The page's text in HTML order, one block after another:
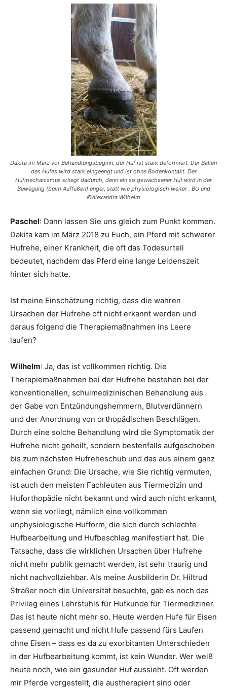
Dakita im März vor Behandlungsbeginn. der Huf ist stark deformiert. Der Ballen
des Hufes wird stark eingeengt und ist ohne Bodenkontakt. Der
Hufmechanismus erliegt dadurch, denn ein so gewachsener Huf wird in der
Bewegung (beim Auffußen) enger, statt wie physiologisch weiter . BU und
©Alexandra Wilhelm
Paschel: Dann lassen Sie uns gleich zum Punkt kommen.
Dakita kam im März 2018 zu Euch, ein Pferd mit schwerer
Hufrehe, einer Krankheit, die oft das Todesurteil
bedeutet, nachdem das Pferd eine lange Leidenszeit
hinter sich hatte.
Ist meine Einschätzung richtig, dass die wahren
Ursachen der Hufrehe oft nicht erkannt werden und
daraus folgend die Therapiemaßnahmen ins Leere
laufen?
Wilhelm: Ja, das ist vollkommen richtig. Die
Therapiemaßnahmen bei der Hufrehe bestehen bei der
konventionellen, schulmedizinischen Behandlung aus
der Gabe von Entzündungshemmern, Blutverdünnern
und der Anordnung von orthopädischen Beschlägen.
Durch eine solche Behandlung wird die Symptomatik der
Hufrehe nicht geheilt, sondern bestenfalls aufgeschoben
bis zum nächsten Hufreheschub und das aus einem ganz
einfachen Grund: Die Ursache, wie Sie richtig vermuten,
ist auch den meisten Fachleuten aus Tiermedizin und
Huforthopädie nicht bekannt und wird auch nicht erkannt,
wenn sie vorliegt, nämlich eine vollkommen
unphysiologische Hufform, die sich durch schlechte
Hufbearbeitung und Hufbeschlag manifestiert hat. Die
Tatsache, dass die wirklichen Ursachen über Hufrehe
nicht mehr publik gemacht werden, ist sehr traurig und
nicht nachvollziehbar. Als meine Ausbilderin Dr. Hiltrud
Straßer noch die Universität besuchte, gab es noch das
Privileg eines Lehrstuhls für Hufkunde für Tiermediziner.
Das ist heute nicht mehr so. Heute werden Hufe für Eisen
passend gemacht und nicht Hufe passend fürs Laufen
ohne Eisen – dass es da zu exorbitanten Unterschieden
in der Hufbearbeitung kommt, ist kein Wunder. Wer weiß
heute noch, wie ein gesunder Huf aussieht. Oft werden
mir Pferde vorgestellt, die austherapiert sind oder